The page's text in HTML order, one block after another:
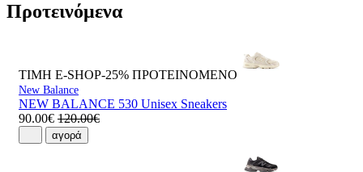
Προτεινόμενα
ΤΙΜΗ E-SHOP-25% ΠΡΟΤΕΙΝΟΜΕΝΟ
New Balance
NEW BALANCE 530 Unisex Sneakers
90.00€ 120.00€
αγορά